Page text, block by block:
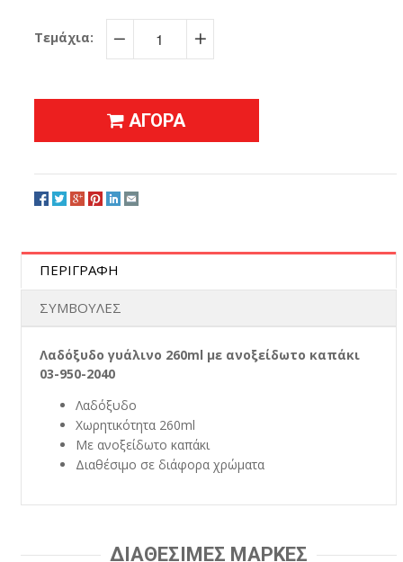
Τεμάχια:
− +
ΑΓΟΡΑ
ΠΕΡΙΓΡΑΦΗ
ΣΥΜΒΟΥΛΕΣ
Λαδόξυδο γυάλινο 260ml με ανοξείδωτο καπάκι
03-950-2040
Λαδόξυδο
Χωρητικότητα 260ml
Με ανοξείδωτο καπάκι
Διαθέσιμο σε διάφορα χρώματα
ΔΙΑΘΕΣΙΜΕΣ ΜΑΡΚΕΣ